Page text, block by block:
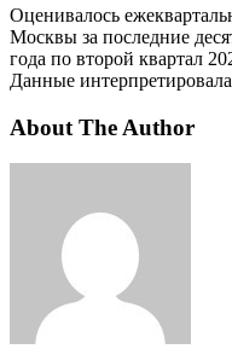
Оценивалось
Москвы за последние
года по второй квартал
Данные
About The Author